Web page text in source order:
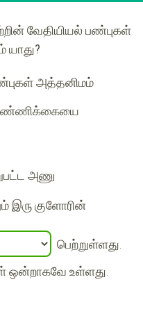
வேதியியல் பண்புகள்
அத்தனிமம்
அணு
இரு குளோரின்
பெற்றுள்ளது.
ஒன்றாகவே உள்ளது.